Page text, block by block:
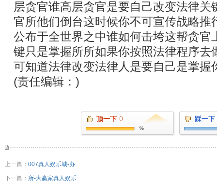
层贪官谁高层贪官是要自己改变法律关
官所他们倒台这时候你不可宣传战略推
公布于全世界之中谁如何击垮这帮贪官
键只是掌握所所如果你按照法律程序去
可知道法律改变法律人是要自己是掌握
(责任编辑：)
顶一下 ()
%
踩一下
上一篇： 007真人娱乐城-办
下一篇： 所-大赢家真人娱乐